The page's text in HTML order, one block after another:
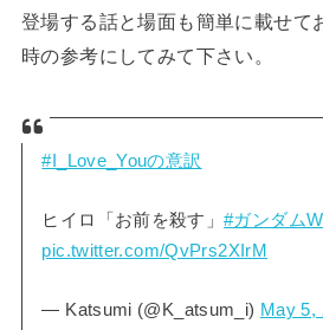
登場する話と場面も簡単に載せて
時の参考にしてみて下さい。
#I_Love_Youの意訳
ヒイロ「お前を殺す」#ガンダムW
pic.twitter.com/QvPrs2XIrM
— Κatsumi (@K_atsum_i) May 5,